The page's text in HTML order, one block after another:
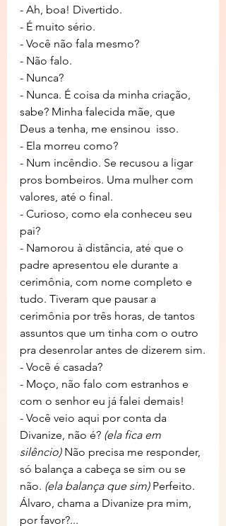
- Ah, boa! Divertido.
- É muito sério.
- Você não fala mesmo?
- Não falo.
- Nunca?
- Nunca. É coisa da minha criação,
sabe? Minha falecida mãe, que
Deus a tenha, me ensinou  isso.
- Ela morreu como?
- Num incêndio. Se recusou a ligar
pros bombeiros. Uma mulher com
valores, até o final.
- Curioso, como ela conheceu seu
pai?
- Namorou à distância, até que o
padre apresentou ele durante a
cerimônia, com nome completo e
tudo. Tiveram que pausar a
cerimônia por três horas, de tantos
assuntos que um tinha com o outro
pra desenrolar antes de dizerem sim.
- Você é casada?
- Moço, não falo com estranhos e
com o senhor eu já falei demais!
- Você veio aqui por conta da
Divanize, não é? (ela fica em
silêncio) Não precisa me responder,
só balança a cabeça se sim ou se
não. (ela balança que sim) Perfeito.
Álvaro, chama a Divanize pra mim,
por favor?...